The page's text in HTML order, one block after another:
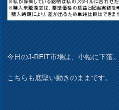
今日のJ-REIT市場は、小幅に下落
こちらも底堅い動きのままです。